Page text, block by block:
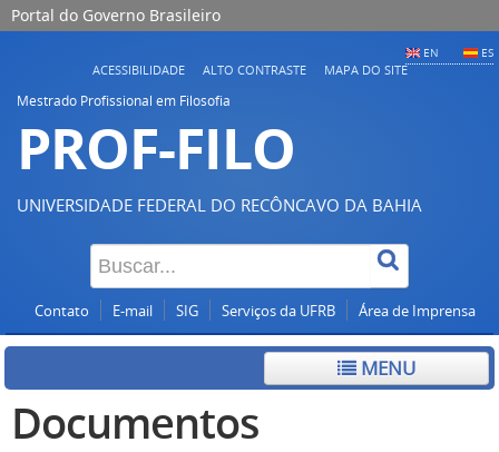
Portal do Governo Brasileiro
EN ES
ACESSIBILIDADE ALTO CONTRASTE
MAPA DO SITE
Mestrado Profissional em Filosofia
PROF-FILO
UNIVERSIDADE FEDERAL DO RECÔNCAVO DA BAHIA
Contato E-mail SIG Serviços da UFRB Área de Imprensa
MENU
Documentos